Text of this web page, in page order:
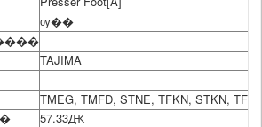
ѹ��
TAJIMA
TMEG, TMFD, STNE, TFKN, STKN,
57.33Ԫ